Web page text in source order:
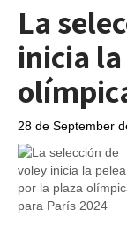
La
inicia
28 de September